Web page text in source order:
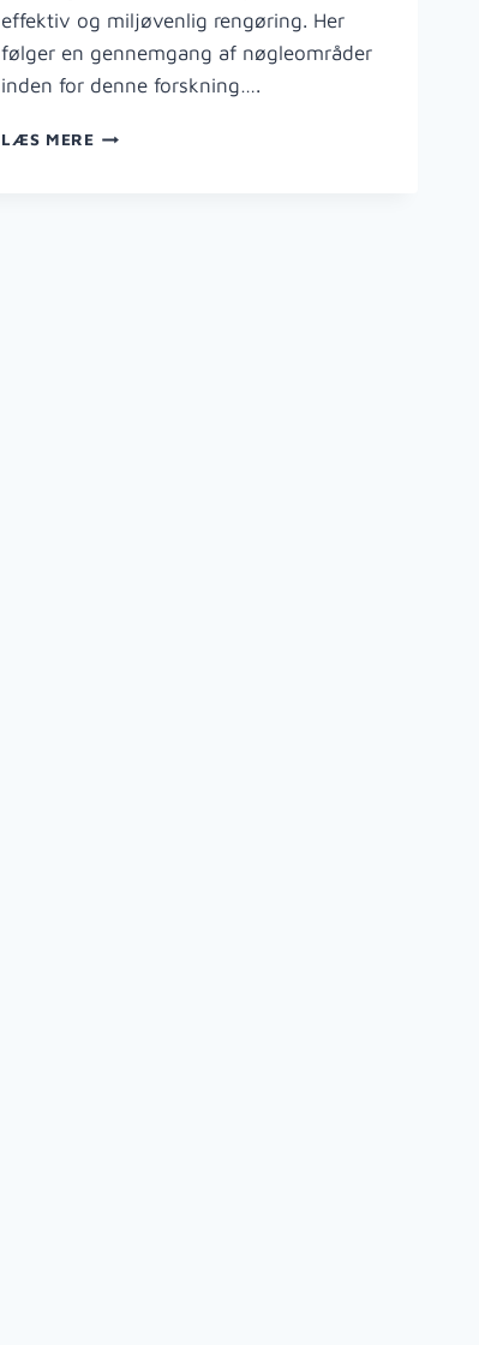
effektiv og miljøvenlig rengøring. Her
følger en gennemgang af nøgleområder
inden for denne forskning….
LÆS MEREFORSKNING